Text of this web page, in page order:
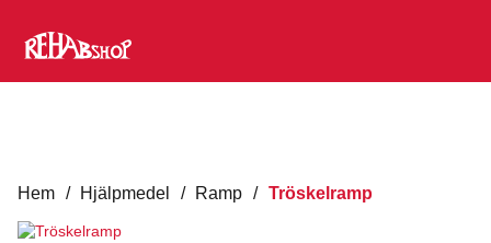
Hem / Hjälpmedel / Ramp / Tröskelramp